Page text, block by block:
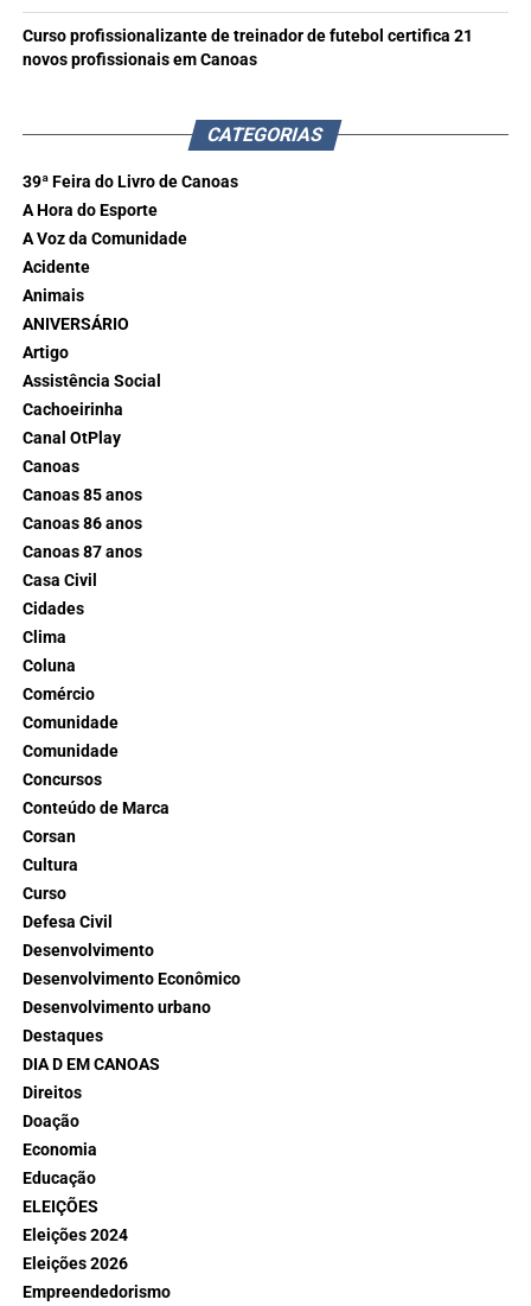
Curso profissionalizante de treinador de futebol certifica 21
novos profissionais em Canoas
CATEGORIAS
39ª Feira do Livro de Canoas
A Hora do Esporte
A Voz da Comunidade
Acidente
Animais
ANIVERSÁRIO
Artigo
Assistência Social
Cachoeirinha
Canal OtPlay
Canoas
Canoas 85 anos
Canoas 86 anos
Canoas 87 anos
Casa Civil
Cidades
Clima
Coluna
Comércio
Comunidade
Comunidade
Concursos
Conteúdo de Marca
Corsan
Cultura
Curso
Defesa Civil
Desenvolvimento
Desenvolvimento Econômico
Desenvolvimento urbano
Destaques
DIA D EM CANOAS
Direitos
Doação
Economia
Educação
ELEIÇÕES
Eleições 2024
Eleições 2026
Empreendedorismo